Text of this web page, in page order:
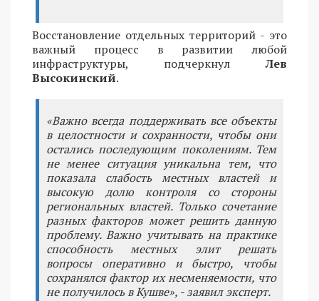
Восстановление отдельных территорий - это
важный процесс в развитии любой
инфраструктуры, подчеркнулЛев
Высокинский.
«Важно всегда поддерживать все объекты
в целостности и сохранности, чтобы они
остались последующим поколениям. Тем
не менее ситуация уникальна тем, что
показала слабость местных властей и
высокую долю контроля со стороны
региональных властей. Только сочетание
разных факторов может решить данную
проблему. Важно учитывать на практике
способность местных элит решать
вопросы оперативно и быстро, чтобы
сохранялся фактор их несменяемости, что
не получилось в Кушве», - заявил эксперт.